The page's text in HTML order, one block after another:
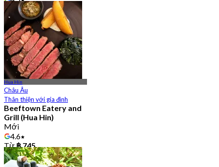
Từ
฿ 1,399
Hua Hin
Châu Âu
Thân thiện với gia đình
Beeftown Eatery and
Grill (Hua Hin)
Mới
4.6
Từ฿ 745